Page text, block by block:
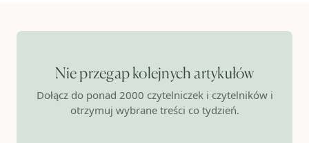
Nie przegap kolejnych artykułów
Dołącz do ponad 2000 czytelniczek i czytelników i
otrzymuj wybrane treści co tydzień.